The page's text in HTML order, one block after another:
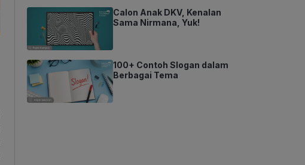
Calon Anak DKV, Kenalan
Sama Nirmana, Yuk!
100+ Contoh Slogan dalam
Berbagai Tema